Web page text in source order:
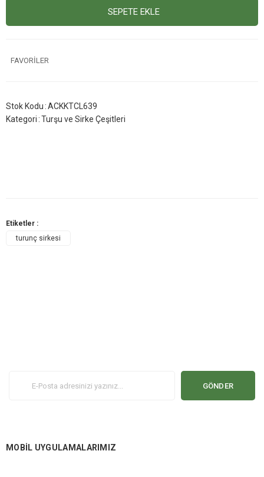
SEPETE EKLE
Stok Kodu ACKKTCL639
Kategori Turşu ve Sirke Çeşitleri
Etiketler :
turunç sirkesi
GÖNDER
MOBİL UYGULAMALARIMIZ